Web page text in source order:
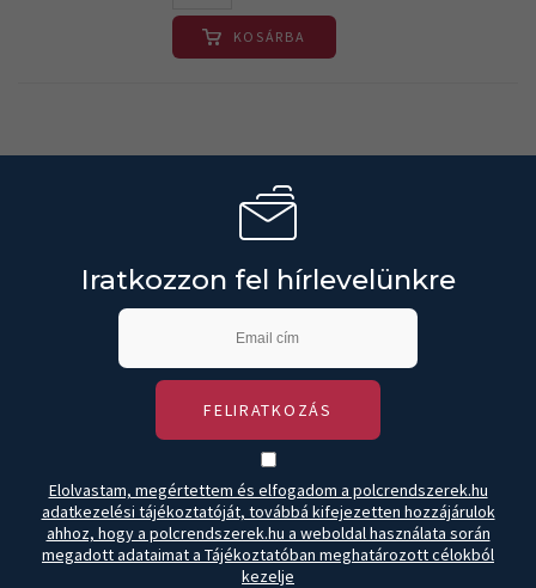
KOSÁRBA
Iratkozzon fel hírlevelünkre
FELIRATKOZÁS
Elolvastam, megértettem és elfogadom a polcrendszerek.hu
adatkezelési tájékoztatóját, továbbá kifejezetten hozzájárulok
ahhoz, hogy a polcrendszerek.hu a weboldal használata során
megadott adataimat a Tájékoztatóban meghatározott célokból
kezelje